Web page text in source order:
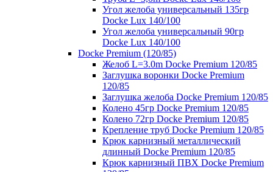
Угол желоба универсальный 135гр
Docke Lux 140/100
Угол желоба универсальный 90гр
Docke Lux 140/100
Docke Premium (120/85)
Желоб L=3.0m Docke Premium 120/85
Заглушка воронки Docke Premium
120/85
Заглушка желоба Docke Premium 120/85
Колено 45гр Docke Premium 120/85
Колено 72гр Docke Premium 120/85
Крепление труб Docke Premium 120/85
Крюк карнизный металлический
длинный Docke Premium 120/85
Крюк карнизный ПВХ Docke Premium